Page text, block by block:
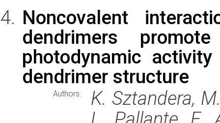
Noncovalent
dendrimers
photodynamic
dendrimer structure
Authors:
K. Sztandera,